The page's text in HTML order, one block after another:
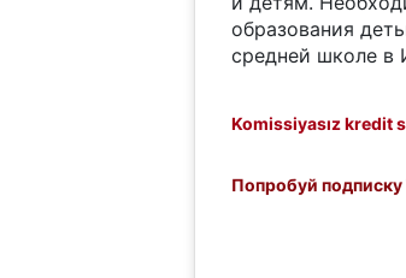
образования
средней школе в
Komissiyasız kredit
Попробуй подписку